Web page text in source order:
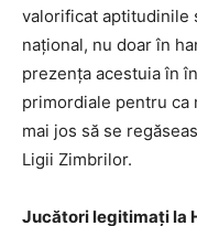
valorificat aptitudinile
naţional, nu doar în
prezenţa acestuia în
primordiale pentru ca
mai jos să se
Ligii Zimbrilor.
Jucători legitimaţi la